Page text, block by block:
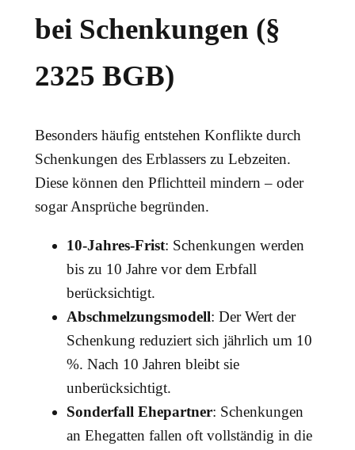
bei Schenkungen (§
2325 BGB)
Besonders häufig entstehen Konflikte durch
Schenkungen des Erblassers zu Lebzeiten.
Diese können den Pflichtteil mindern – oder
sogar Ansprüche begründen.
10-Jahres-Frist: Schenkungen werden
bis zu 10 Jahre vor dem Erbfall
berücksichtigt.
Abschmelzungsmodell: Der Wert der
Schenkung reduziert sich jährlich um 10
%. Nach 10 Jahren bleibt sie
unberücksichtigt.
Sonderfall Ehepartner: Schenkungen
an Ehegatten fallen oft vollständig in die